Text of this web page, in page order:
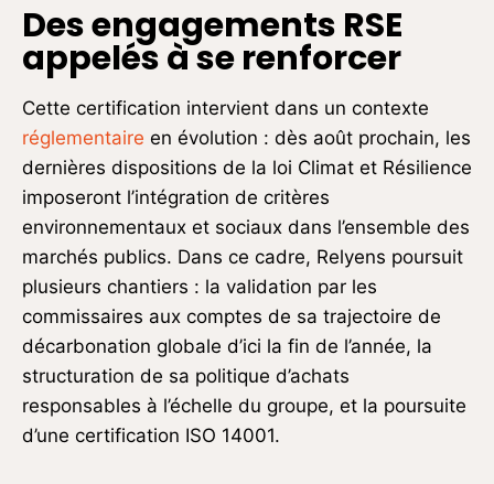
Des engagements RSE
appelés à se renforcer
Cette certification intervient dans un contexte
réglementaire en évolution : dès août prochain, les
dernières dispositions de la loi Climat et Résilience
imposeront l’intégration de critères
environnementaux et sociaux dans l’ensemble des
marchés publics. Dans ce cadre, Relyens poursuit
plusieurs chantiers : la validation par les
commissaires aux comptes de sa trajectoire de
décarbonation globale d’ici la fin de l’année, la
structuration de sa politique d’achats
responsables à l’échelle du groupe, et la poursuite
d’une certification ISO 14001.